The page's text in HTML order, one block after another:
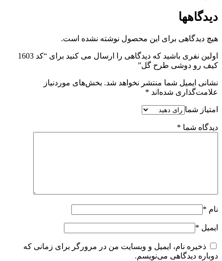
دیدگاهها
هیچ دیدگاهی برای این محصول نوشته نشده است.
اولین نفری باشید که دیدگاهی را ارسال می کنید برای “کد 1603
کیف رو دوشی طرح گل”
نشانی ایمیل شما منتشر نخواهد شد. بخش‌های موردنیاز
علامت‌گذاری شده‌اند *
امتیاز شما
دیدگاه شما *
نام *
ایمیل *
ذخیره نام، ایمیل و وبسایت من در مرورگر برای زمانی که
دوباره دیدگاهی می‌نویسم.